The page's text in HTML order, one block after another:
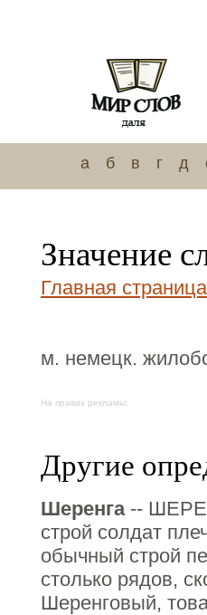
а б в г д
Значение
Главная страница
м. немецк.
На правах рекламы:
Другие
Шеренга--
строй солдат
обычный строй
столько рядов,
Шеренговый,